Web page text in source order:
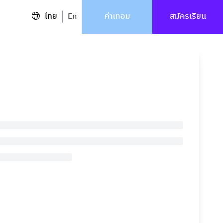
ไทย En ค่าเทอม สมัครเรียน